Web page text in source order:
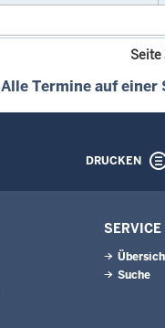
Seite
Alle Termine auf einer
DRUCKEN
SERVICE
Suche